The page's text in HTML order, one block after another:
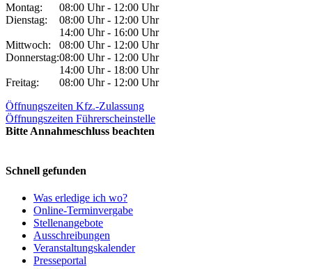
Montag:
08:00 Uhr - 12:00 Uhr
Dienstag:
08:00 Uhr - 12:00 Uhr
14:00 Uhr - 16:00 Uhr
Mittwoch:
08:00 Uhr - 12:00 Uhr
Donnerstag:08:00 Uhr - 12:00 Uhr
14:00 Uhr - 18:00 Uhr
Freitag:
08:00 Uhr - 12:00 Uhr
Öffnungszeiten Kfz.-Zulassung
Öffnungszeiten Führerscheinstelle
Bitte Annahmeschluss beachten
Schnell gefunden
Was erledige ich wo?
Online-Terminvergabe
Stellenangebote
Ausschreibungen
Veranstaltungskalender
Presseportal